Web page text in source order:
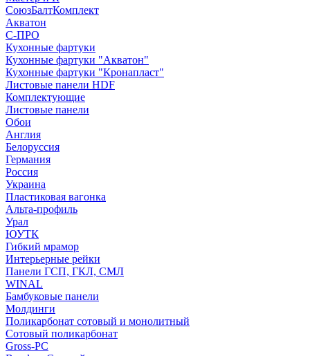
СоюзБалтКомплект
Акватон
С-ПРО
Кухонные фартуки
Кухонные фартуки "Акватон"
Кухонные фартуки "Кронапласт"
Листовые панели HDF
Комплектующие
Листовые панели
Обои
Англия
Белоруссия
Германия
Россия
Украина
Пластиковая вагонка
Альта-профиль
Урал
ЮУТК
Гибкий мрамор
Интерьерные рейки
Панели ГСП, ГКЛ, СМЛ
WINAL
Бамбуковые панели
Молдинги
Поликарбонат сотовый и монолитный
Сотовый поликарбонат
Gross-PC